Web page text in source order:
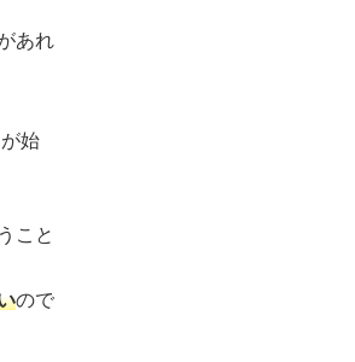
あれ
始
こと
ので